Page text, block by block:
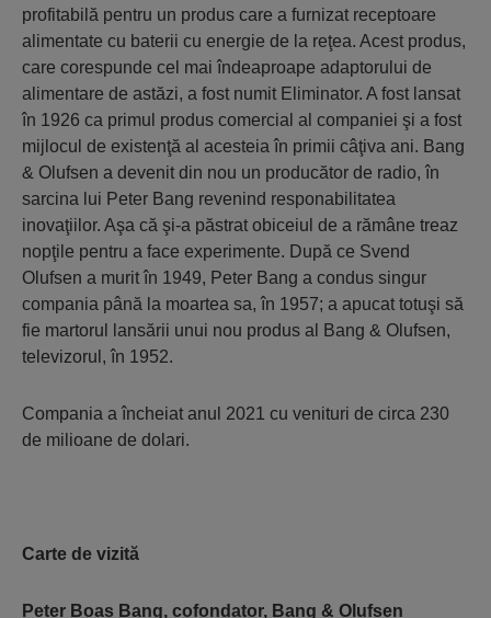
profitabilă pentru un produs care a furnizat receptoare
alimentate cu baterii cu energie de la reţea. Acest produs,
care corespunde cel mai îndeaproape adaptorului de
alimentare de astăzi, a fost numit Eliminator. A fost lansat
în 1926 ca primul produs comercial al companiei şi a fost
mijlocul de existenţă al acesteia în primii câţiva ani. Bang
& Olufsen a devenit din nou un producător de radio, în
sarcina lui Peter Bang revenind responabilitatea
inovaţiilor. Aşa că şi-a păstrat obiceiul de a rămâne treaz
nopţile pentru a face experimente. După ce Svend
Olufsen a murit în 1949, Peter Bang a condus singur
compania până la moartea sa, în 1957; a apucat totuşi să
fie martorul lansării unui nou produs al Bang & Olufsen,
televizorul, în 1952.
Compania a încheiat anul 2021 cu venituri de circa 230
de milioane de dolari.
Carte de vizită
Peter Boas Bang, cofondator, Bang & Olufsen